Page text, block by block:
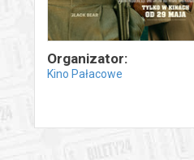
Organizator:
Kino Pałacowe